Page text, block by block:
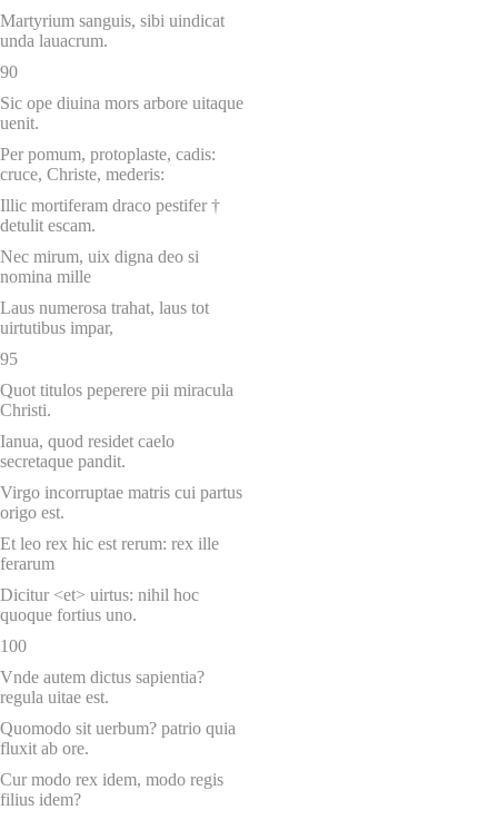
Martyrium sanguis, sibi uindicat
unda lauacrum.
90
Sic ope diuina mors arbore uitaque
uenit.
Per pomum, protoplaste, cadis:
cruce, Christe, mederis:
Illic mortiferam draco pestifer †
detulit escam.
Nec mirum, uix digna deo si
nomina mille
Laus numerosa trahat, laus tot
uirtutibus impar,
95
Quot titulos peperere pii miracula
Christi.
Ianua, quod residet caelo
secretaque pandit.
Virgo incorruptae matris cui partus
origo est.
Et leo rex hic est rerum: rex ille
ferarum
Dicitur <et> uirtus: nihil hoc
quoque fortius uno.
100
Vnde autem dictus sapientia?
regula uitae est.
Quomodo sit uerbum? patrio quia
fluxit ab ore.
Cur modo rex idem, modo regis
filius idem?